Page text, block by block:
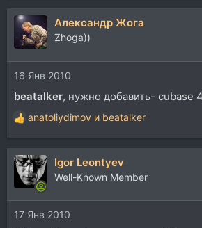
Александр Жога
Zhoga))
16 Янв 2010
beatalker, нужно добавить- cubase
Р
е
а
к
ц
и
и
:
anatoliydimov и beatalker
Igor Leontyev
Well-Known Member
17 Янв 2010